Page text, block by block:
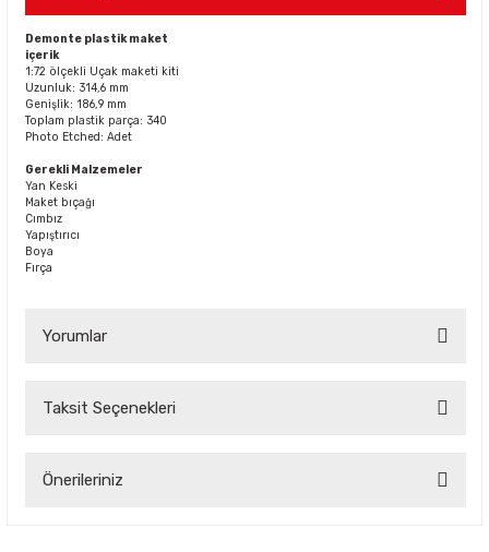
Demonte plastik maket
içerik
1:72 ölçekli Uçak maketi kiti
Uzunluk: 314,6 mm
Genişlik: 186,9 mm
Toplam plastik parça: 340
Photo Etched: Adet
Gerekli Malzemeler
Yan Keski
Maket bıçağı
Cımbız
Yapıştırıcı
Boya
Fırça
Yorumlar
Taksit Seçenekleri
Önerileriniz